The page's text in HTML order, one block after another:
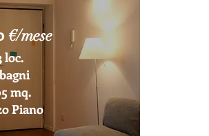
€/mese
loc.
mq.
Piano